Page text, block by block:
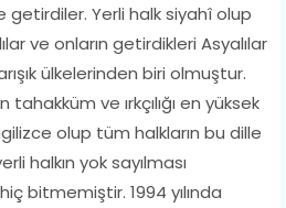
getirdiler. Yerli halk siyahî olup
ve onların getirdikleri Asyalılar
ülkelerinden biri olmuştur.
tahakküm ve ırkçılığı en yüksek
olup tüm halkların bu dille
halkın yok sayılması
bitmemiştir. 1994 yılında